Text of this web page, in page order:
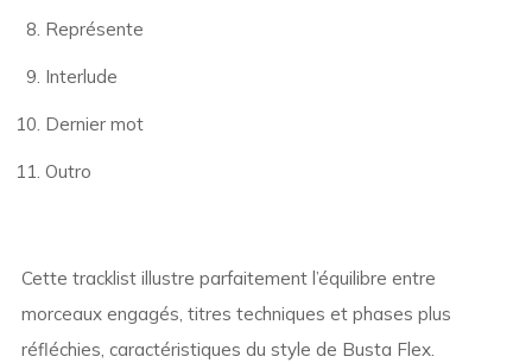
Représente
Interlude
Dernier mot
Outro
Cette tracklist illustre parfaitement l’équilibre entre
morceaux engagés, titres techniques et phases plus
réfléchies, caractéristiques du style de Busta Flex.